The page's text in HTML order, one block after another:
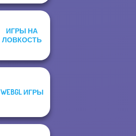
ИГРЫ НА
ЛОВКОСТЬ
WEBGL ИГРЫ